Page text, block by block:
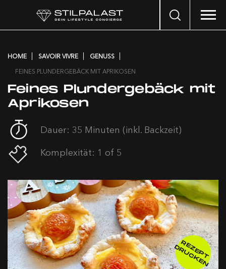
Search
HOME SAVOIR VIVRE
GENUSS
FEINES PLUNDERGEBÄCK MIT APRIKOSEN
Feines Plundergebäck mit
Aprikosen
Dauer: 35 Minuten (inkl. Backzeit)
Komplexität: 1 of 5
R
E
Z
E
P
T
D
R
U
C
K
E
N